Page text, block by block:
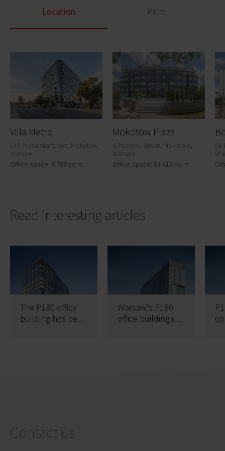
Location Rent
Villa Metro
145 Puławska Street, Mokotów,
Warsaw
Office space: 6 700 sq m
Mokotów Plaza
6 Postępu Street, Mokotów,
Warsaw
Office space: 14 415 sq m
64
Read interesting articles
The P180 office
building has been
Warsaw's P180
office building in
Contact us